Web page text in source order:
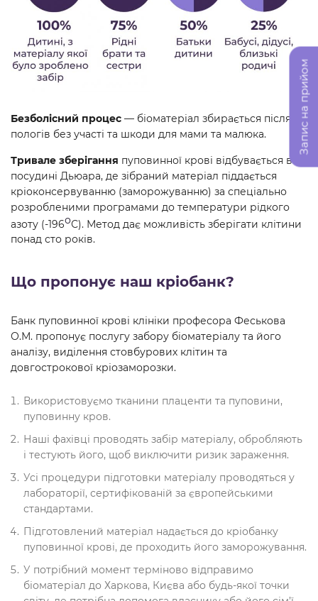
Безболісний процес — біоматеріал збирається після
пологів без участі та шкоди для мами та малюка.
Тривале зберігання пуповинної крові відбувається в
посудині Дьюара, де зібраний матеріал піддається
кріоконсервуванню (заморожуванню) за спеціально
розробленими програмами до температури рідкого
азоту (-196оС). Метод дає можливість зберігати клітини
понад сто років.
Що пропонує наш кріобанк?
Банк пуповинної крові клініки професора Феськова
О.М. пропонує послугу забору біоматеріалу та його
аналізу, виділення стовбурових клітин та
довгострокової кріозаморозки.
Використовуємо тканини плаценти та пуповини,
пуповинну кров.
Наші фахівці проводять забір матеріалу, обробляють
і тестують його, щоб виключити ризик зараження.
Усі процедури підготовки матеріалу проводяться у
лабораторії, сертифікованій за європейськими
стандартами.
Підготовлений матеріал надається до кріобанку
пуповинної крові, де проходить його заморожування.
У потрібний момент терміново відправимо
біоматеріал до Харкова, Києва або будь-якої точки
Запис на прийом